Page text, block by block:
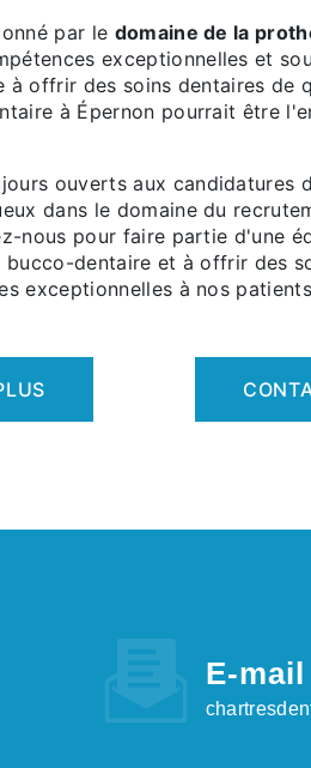
par le domaine de la
exceptionnelles et
à offrir des soins dentaires de
à Épernon pourrait être
ouverts aux candidatures
dans le domaine du
nous pour faire partie d'une
bucco-dentaire et à offrir des
exceptionnelles à nos
E-mail